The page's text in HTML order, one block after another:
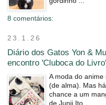
8 comentários:
23.1.26
Diário dos Gatos Yon &
encontro 'Cluboca do Livro'
A moda do
(de alma). Mas
chance a um
de Junji Ito,...